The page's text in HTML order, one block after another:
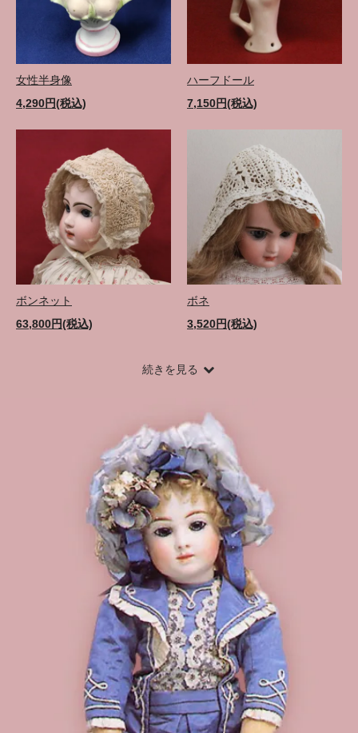
女性半身像
4,290円(税込)
ハーフドール
7,150円(税込)
ボンネット
63,800円(税込)
ボネ
3,520円(税込)
続きを見る